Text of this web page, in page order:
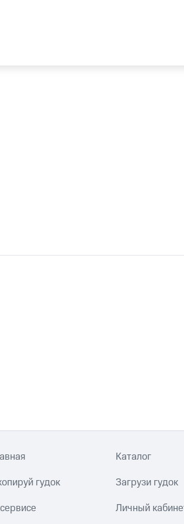
Каталог
гудок Загрузи гудок
Личный